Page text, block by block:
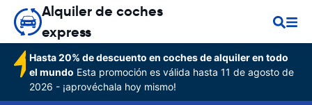
Alquiler de coches
express
Hasta 20% de descuento en coches de alquiler en todo
el mundo Esta promoción es válida hasta 11 de agosto de
2026 - ¡aprovéchala hoy mismo!